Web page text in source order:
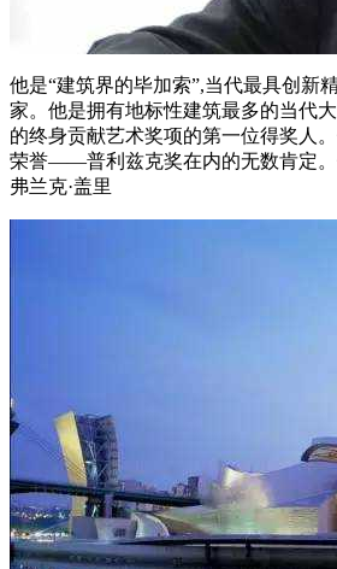
他是“建筑界的毕加索”,当代最具创新
家。他是拥有地标性建筑最多的当代
的终身贡献艺术奖项的第一位得奖人
荣誉——普利兹克奖在内的无数肯定
弗兰克·盖里